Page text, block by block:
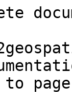
to